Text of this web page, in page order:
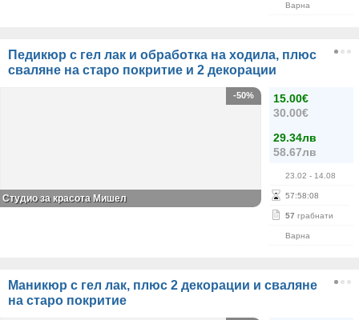
Варна
Педикюр с гел лак и обработка на ходила, плюс
сваляне на старо покритие и 2 декорации
15.00€
30.00€
29.34лв
58.67лв
23.02 - 14.08
57:58:08
57 грабнати
Варна
-50%
Студио за красота Мишел
Маникюр с гел лак, плюс 2 декорации и сваляне
на старо покритие